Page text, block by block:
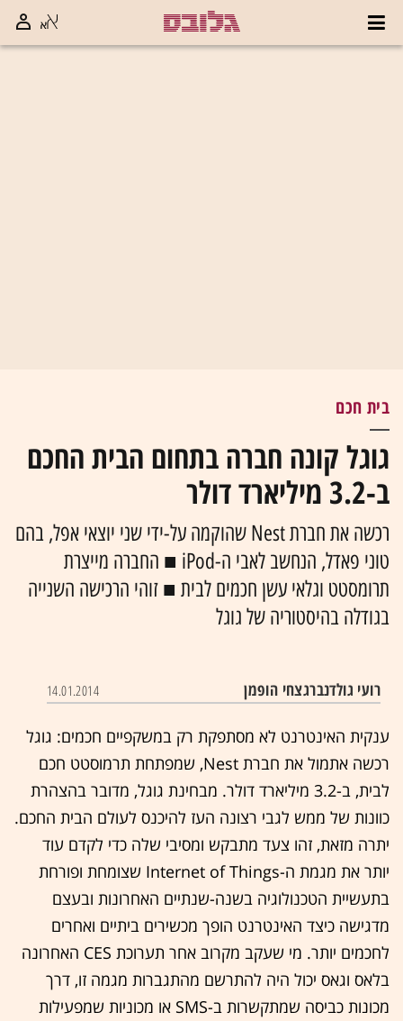
בית חכם
גוגל קונה חברה בתחום הבית החכם
ב-3.2 מיליארד דולר
רכשה את חברת Nest שהוקמה על-ידי שני יוצאי אפל, בהם
טוני פאדל, הנחשב לאבי ה-iPod ■ החברה מייצרת
תרומסטט וגלאי עשן חכמים לבית ■ זוהי הרכישה השנייה
בגודלה בהיסטוריה של גוגל
רועי גולדנברגצחי הופמן 14.01.2014
ענקית האינטרנט לא מסתפקת רק במשקפיים חכמים: גוגל
רכשה אתמול את חברת Nest, שמפתחת תרמוסטט חכם
לבית, ב-3.2 מיליארד דולר. מבחינת גוגל, מדובר בהצהרת
כוונות של ממש לגבי רצונה העז להיכנס לעולם הבית החכם.
יתרה מזאת, זהו צעד מתבקש ומסיבי שלה כדי לקדם עוד
יותר את מגמת ה-Internet of Things שצומחת ופורחת
בתעשיית הטכנולוגיה בשנה-שנתיים האחרונות ובעצם
מדגישה כיצד האינטרנט הופך מכשירים ביתיים ואחרים
לחכמים יותר. מי שעקב מקרוב אחר תערוכת CES האחרונה
בלאס וגאס יכול היה להתרשם מהתגברות מגמה זו, דרך
מכונות כביסה שמתקשרות ב-SMS או מכוניות שמפעילות